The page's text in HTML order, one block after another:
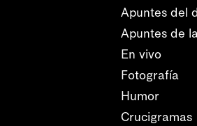
Apuntes del
Apuntes de
En vivo
Fotografía
Humor
Crucigramas